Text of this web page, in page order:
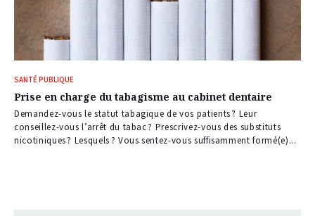
SANTÉ PUBLIQUE
Prise en charge du tabagisme au cabinet dentaire
Demandez-vous le statut tabagique de vos patients ? Leur
conseillez-vous l’arrêt du tabac ? Prescrivez-vous des substituts
nicotiniques ? Lesquels ? Vous sentez-vous suffisamment formé(e)...